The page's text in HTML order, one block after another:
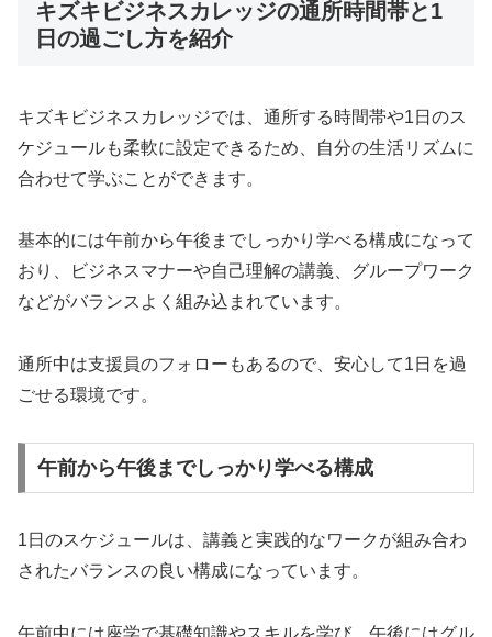
キズキビジネスカレッジの通所時間帯と1
日の過ごし方を紹介
キズキビジネスカレッジでは、通所する時間帯や1日のス
ケジュールも柔軟に設定できるため、自分の生活リズムに
合わせて学ぶことができます。
基本的には午前から午後までしっかり学べる構成になって
おり、ビジネスマナーや自己理解の講義、グループワーク
などがバランスよく組み込まれています。
通所中は支援員のフォローもあるので、安心して1日を過
ごせる環境です。
午前から午後までしっかり学べる構成
1日のスケジュールは、講義と実践的なワークが組み合わ
されたバランスの良い構成になっています。
午前中には座学で基礎知識やスキルを学び、午後にはグル